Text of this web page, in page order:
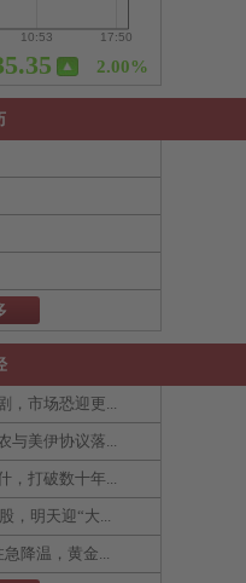
，市场恐迎更...
与美伊协议落...
，打破数十年...
，明天迎“大...
急降温，黄金...